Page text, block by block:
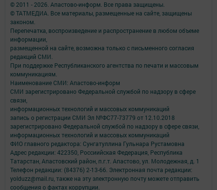
© 2011 - 2026. Апастово-информ. Все права защищены.
© ТАТМЕДИА. Все материалы, размещенные на сайте, защищены
законом.
Перепечатка, воспроизведение и распространение в любом объеме
информации,
размещенной на сайте, возможна только с письменного согласия
редакций СМИ.
При поддержке Республиканского агентства по печати и массовым
коммуникациям.
Наименование СМИ: Апастово-информ
СМИ зарегистрировано Федеральной службой по надзору в сфере
связи,
информационных технологий и массовых коммуникаций
запись о регистрации СМИ Эл №ФС77-73779 от 12.10.2018
зарегистрировано Федеральной службой по надзору в сфере связи,
информационных технологий и массовых коммуникаций
ФИО главного редактора: Сунгатуллина Гульнара Рустамовна
Адрес редакции: 422350, Россиийская Федерация, Республика
Татарстан, Апастовский район, п.г.т. Апастово, ул. Молодежная, д. 1
Телефон редакции: (84376) 2-13-66. Электронная почта редакции:
yolduzz@mail.ru, также на эту электронную почту можете отправить
сообщения о фактах коррупции.